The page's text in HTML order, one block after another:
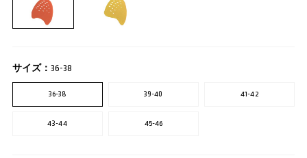
サイズ： 36-38
36-38 39-40 41-42
43-44 45-46